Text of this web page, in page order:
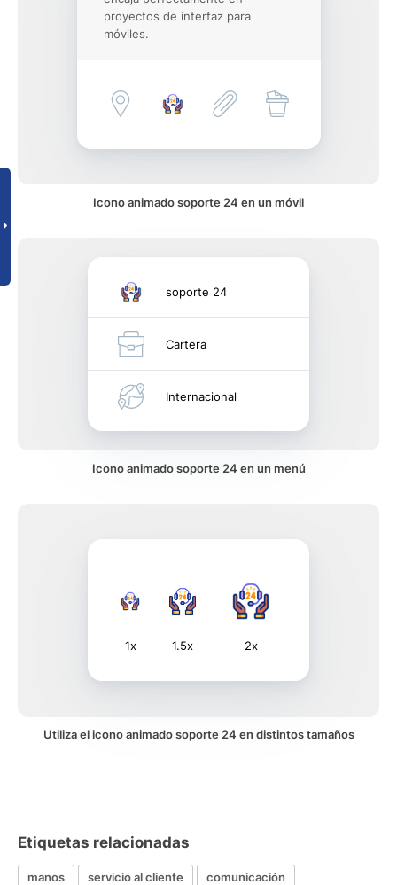
proyectos de interfaz para
móviles.
Icono animado soporte 24 en un móvil
soporte 24
Cartera
Internacional
Icono animado soporte 24 en un menú
1x 1.5x 2x
Utiliza el icono animado soporte 24 en distintos tamaños
Etiquetas relacionadas
manos servicio al cliente
comunicación